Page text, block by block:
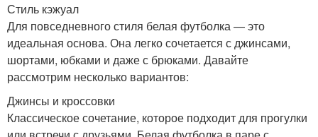
Стиль кэжуал
Для повседневного стиля белая футболка — это
идеальная основа. Она легко сочетается с джинсами,
шортами, юбками и даже с брюками. Давайте
рассмотрим несколько вариантов:
Джинсы и кроссовки
Классическое сочетание, которое подходит для прогулки